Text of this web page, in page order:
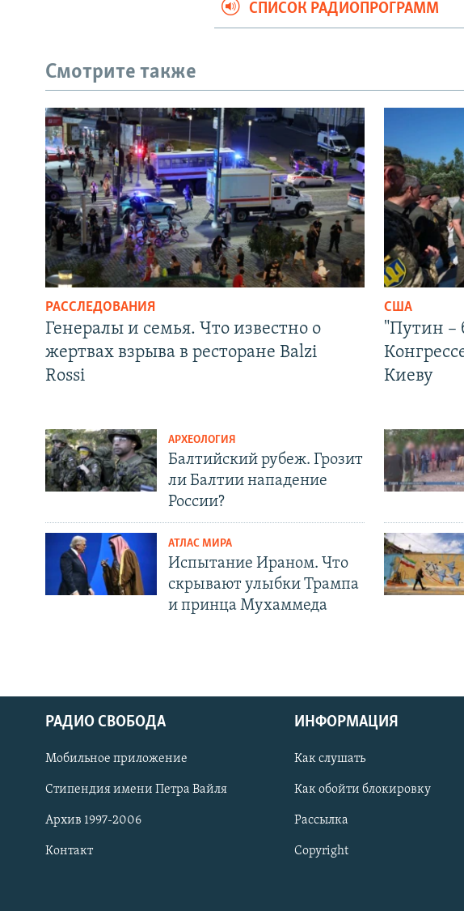
СОЦИАЛЬНЫЕ СЕТИ
СПИСОК РАДИОПРОГРАММ
Смотрите также
РАССЛЕДОВАНИЯ
Генералы и семья. Что известно о
жертвах взрыва в ресторане Balzi
Rossi
США
"Путин –
Киеву
АРХЕОЛОГИЯ
Балтийский рубеж. Грозит
ли Балтии нападение
России?
АТЛАС МИРА
Испытание Ираном. Что
скрывают улыбки Трампа
и принца Мухаммеда
РАДИО СВОБОДА
Мобильное приложение
Стипендия имени Петра Вайля
Архив 1997-2006
Контакт
ИНФОРМАЦИЯ
Как слушать
Как обойти блокировку
Рассылка
Copyright